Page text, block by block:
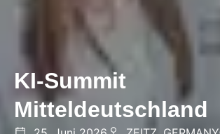
KI-Summit
Mitteldeutschland